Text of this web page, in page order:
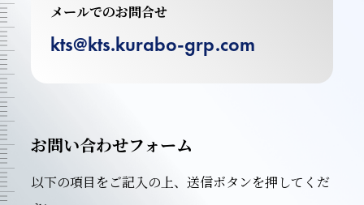
メールでのお問合せ
kts@kts.kurabo-grp.com
お問い合わせフォーム
以下の項目をご記入の上、送信ボタンを押してくだ